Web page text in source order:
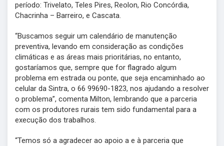
período: Trivelato, Teles Pires, Reolon, Rio Concórdia,
Chacrinha – Barreiro, e Cascata.
“Buscamos seguir um calendário de manutenção
preventiva, levando em consideração as condições
climáticas e as áreas mais prioritárias, no entanto,
gostaríamos que, sempre que for flagrado algum
problema em estrada ou ponte, que seja encaminhado ao
celular da Sintra, o 66 99690-1823, nos ajudando a resolver
o problema”, comenta Milton, lembrando que a parceria
com os produtores rurais tem sido fundamental para a
execução dos trabalhos.
“Temos só a agradecer ao apoio a e à parceria que